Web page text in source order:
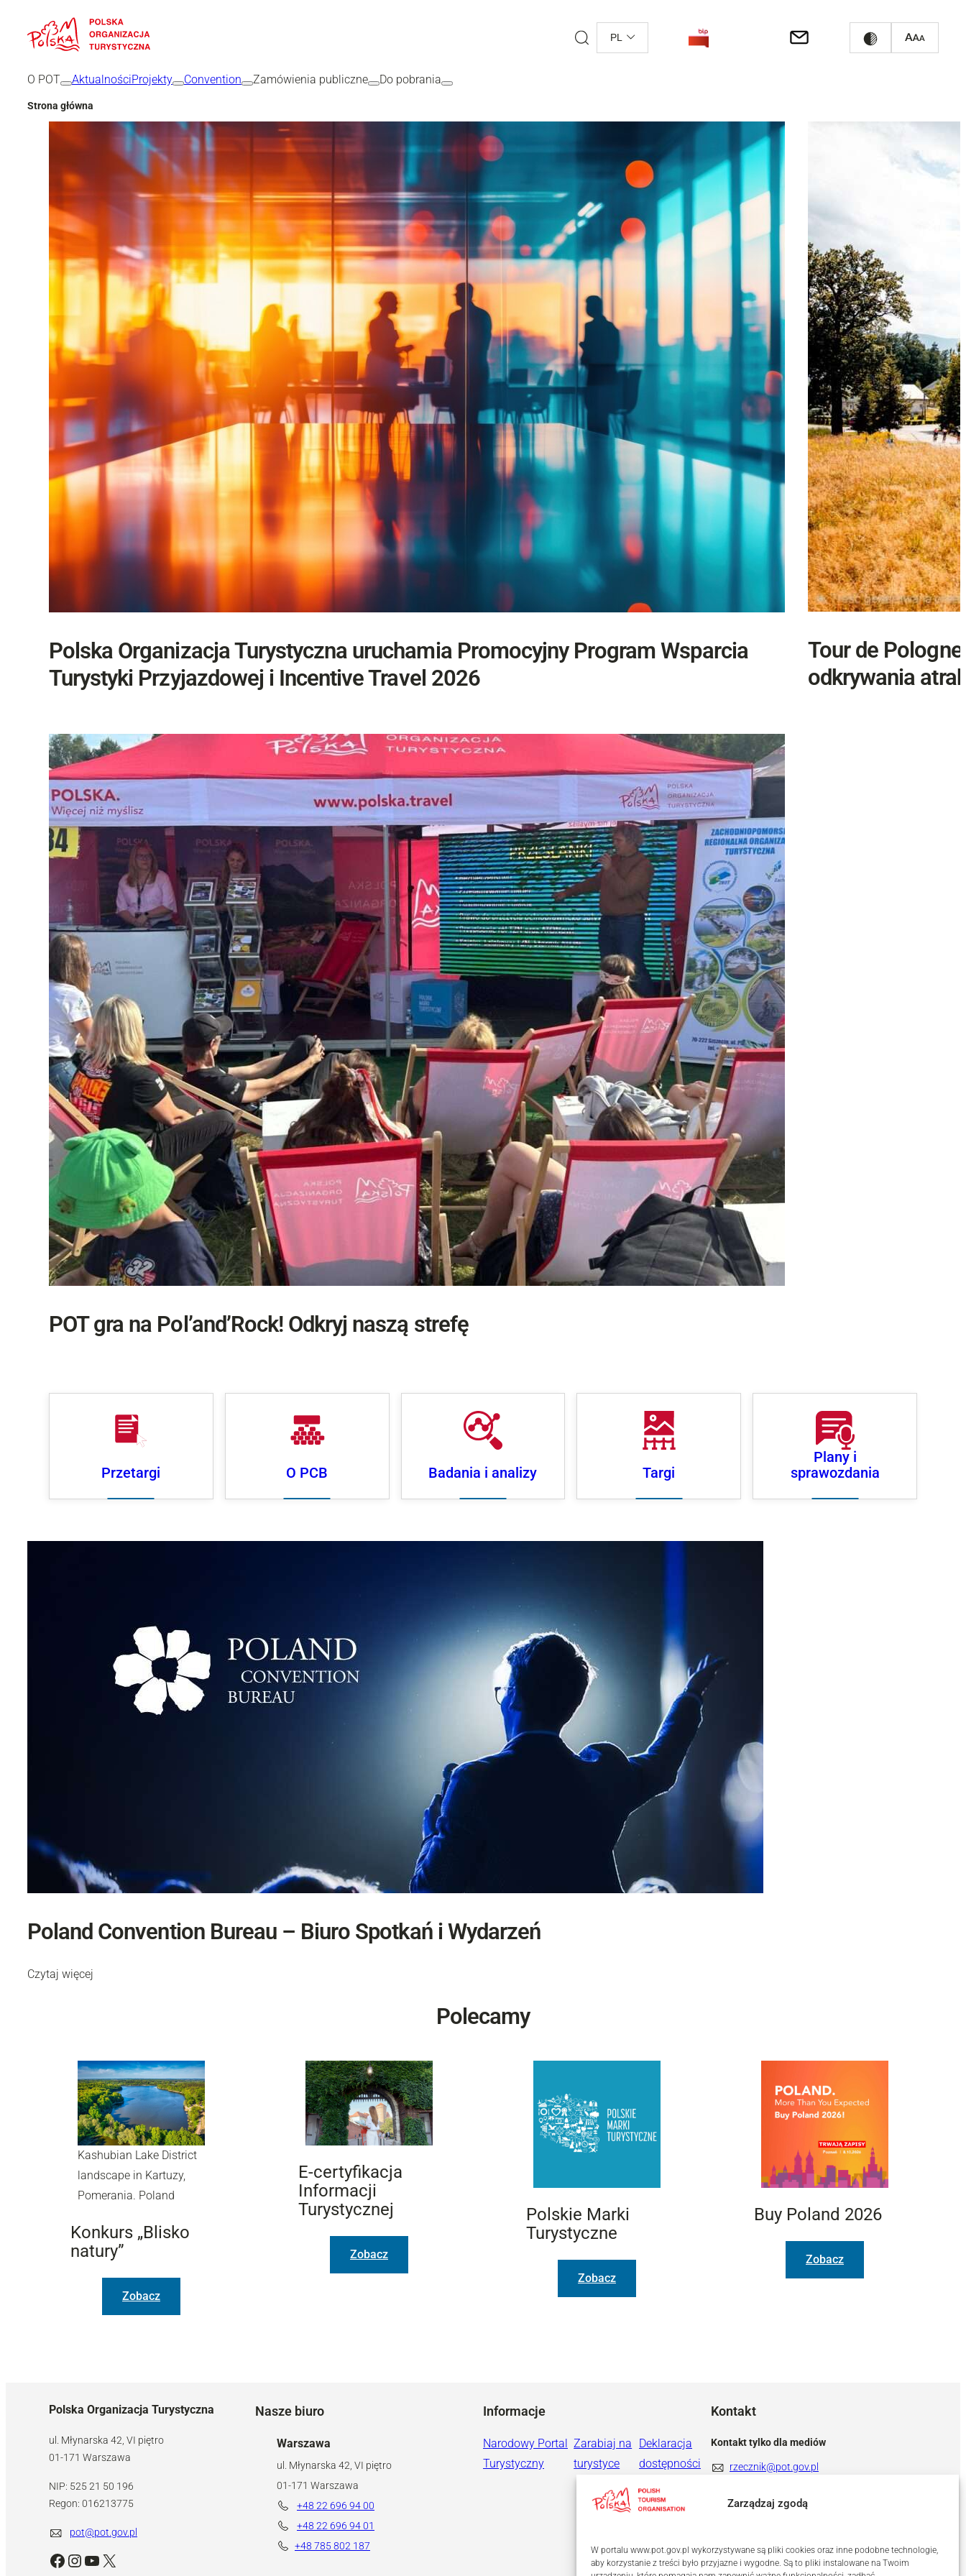
Zarządzaj zgodą
W portalu www.pot.gov.pl wykorzystywane są pliki cookies oraz inne podobne technologie,
aby korzystanie z treści było przyjazne i wygodne. Są to pliki instalowane na Twoim
PL
O POT AktualnościProjekty Convention Zamówienia publiczne Do pobrania
Strona główna
Polska Organizacja Turystyczna uruchamia Promocyjny Program Wsparcia
Turystyki Przyjazdowej i Incentive Travel 2026
Tour de
odkrywania
POT gra na Pol’and’Rock! Odkryj naszą strefę
Przetargi O PCB Badania i analizy Targi
Plany i
sprawozdania
Poland Convention Bureau – Biuro Spotkań i Wydarzeń
Czytaj więcej
Polecamy
Kashubian Lake District
landscape in Kartuzy,
Pomerania. Poland
Konkurs „Blisko
natury”
Zobacz
E-certyfikacja
Informacji
Turystycznej
Zobacz
Polskie Marki
Turystyczne
Zobacz
Buy Poland 2026
Zobacz
Polska Organizacja Turystyczna
ul. Młynarska 42, VI piętro
01-171 Warszawa
NIP: 525 21 50 196
Regon: 016213775
pot@pot.gov.pl
Facebook Instagram YouTube X
Nasze biuro
Warszawa
ul. Młynarska 42, VI piętro
01-171 Warszawa
+48 22 696 94 00
+48 22 696 94 01
+48 785 802 187
Informacje
Narodowy Portal
Turystyczny
Zarabiaj na
turystyce
Deklaracja
dostępności
Kontakt
Kontakt tylko dla mediów
rzecznik@pot.gov.pl